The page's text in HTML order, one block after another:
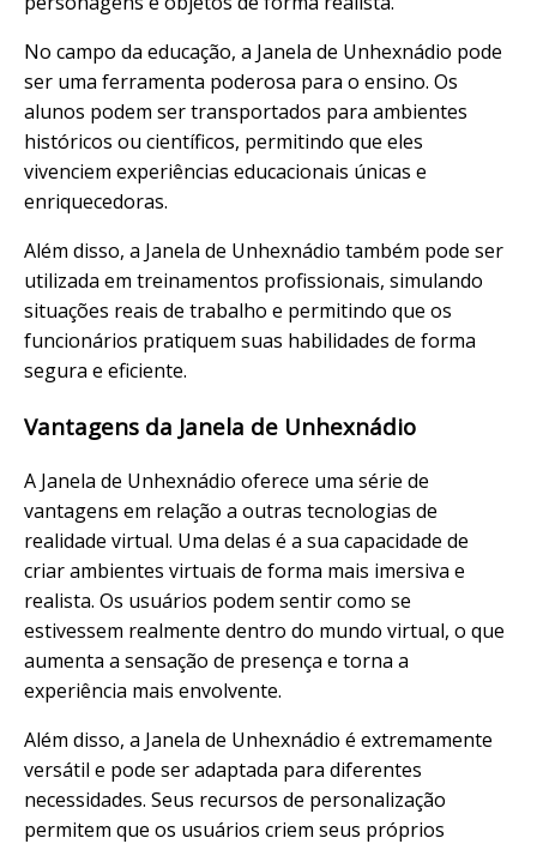
No campo da educação, a Janela de Unhexnádio pode
ser uma ferramenta poderosa para o ensino. Os
alunos podem ser transportados para ambientes
históricos ou científicos, permitindo que eles
vivenciem experiências educacionais únicas e
enriquecedoras.
Além disso, a Janela de Unhexnádio também pode ser
utilizada em treinamentos profissionais, simulando
situações reais de trabalho e permitindo que os
funcionários pratiquem suas habilidades de forma
segura e eficiente.
Vantagens da Janela de Unhexnádio
A Janela de Unhexnádio oferece uma série de
vantagens em relação a outras tecnologias de
realidade virtual. Uma delas é a sua capacidade de
criar ambientes virtuais de forma mais imersiva e
realista. Os usuários podem sentir como se
estivessem realmente dentro do mundo virtual, o que
aumenta a sensação de presença e torna a
experiência mais envolvente.
Além disso, a Janela de Unhexnádio é extremamente
versátil e pode ser adaptada para diferentes
necessidades. Seus recursos de personalização
permitem que os usuários criem seus próprios